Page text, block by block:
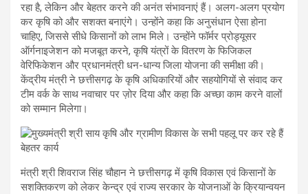
रहा है, लेकिन और बेहतर करने की अनंत संभावनाएं हैं। अलग-अलग प्रयोग
कर कृषि को और सशक्त बनाएंगे। उन्होंने कहा कि अनुसंधान ऐसा होना
चाहिए, जिससे सीधे किसानों को लाभ मिले। उन्होंने फॉर्मर प्रोड्यूसर
ऑर्गनाइजेशन को मजबूत करने, कृषि यंत्रों के वितरण के फिजिकल
वेरिफिकेशन और प्रधानमंत्री धन-धान्य जिला योजना की समीक्षा की।
केंद्रीय मंत्री ने छत्तीसगढ़ के कृषि अधिकारियों और सहयोगियों से संवाद कर
टीम वर्क के साथ नवाचार पर ज़ोर दिया और कहा कि अच्छा काम करने वालों
को सम्मान मिलेगा।
मंत्री श्री शिवराज सिंह चौहान ने छत्तीसगढ़ में कृषि विकास एवं किसानों के
सशक्तिकरण को लेकर केन्द्र एवं राज्य सरकार के योजनाओं के क्रियान्वयन